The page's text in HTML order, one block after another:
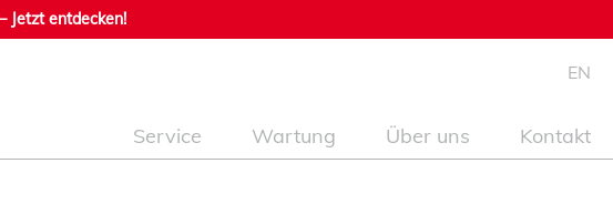
Jetzt entdecken!
EN
Service Wartung Über uns Kontakt